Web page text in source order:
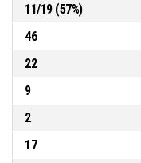
11/19(57%)
46
22
9
2
17